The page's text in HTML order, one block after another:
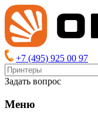
+7 (495) 925 00 97
Задать вопрос
Меню